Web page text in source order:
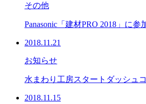
その他
Panasonic「建材PRO 2018」に参
2018.11.21
お知らせ
水まわり工房スタートダッシュ
2018.11.15